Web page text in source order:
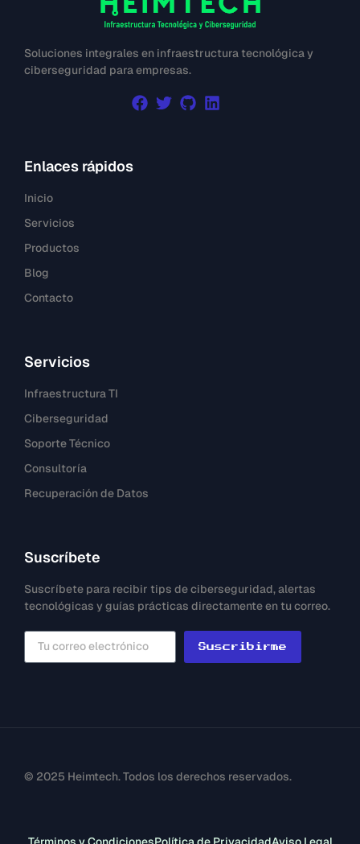
Soluciones integrales en infraestructura tecnológica y
ciberseguridad para empresas.
Enlaces rápidos
Inicio
Servicios
Productos
Blog
Contacto
Servicios
Infraestructura TI
Ciberseguridad
Soporte Técnico
Consultoría
Recuperación de Datos
Suscríbete
Suscríbete para recibir tips de ciberseguridad, alertas
tecnológicas y guías prácticas directamente en tu correo.
Suscribirme
© 2025 Heimtech. Todos los derechos reservados.